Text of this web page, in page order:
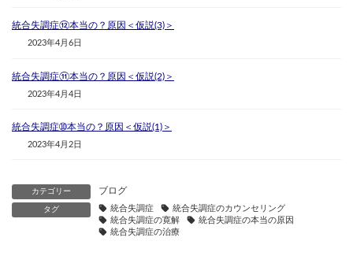
統合失調症⑫本当の？原因＜仮説(3)＞
2023年4月6日
統合失調症⑪本当の？原因＜仮説(2)＞
2023年4月4日
統合失調症➉本当の？原因＜仮説(1)＞
2023年4月2日
カテゴリー ブログ
タグ 統合失調症
統合失調症のカウンセリング
統合失調症の寛解
統合失調症の本当の原因
統合失調症の治療